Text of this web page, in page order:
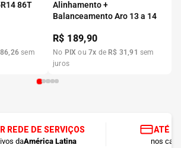
86T
86,26 sem
Alinhamento +
Balanceamento Aro 13 a 14
R$ 189,90
No PIX ou7x de R$ 31 ,91 sem
juros
REDE DE SERVIÇOS
daAmérica Latina
ATÉ
nos